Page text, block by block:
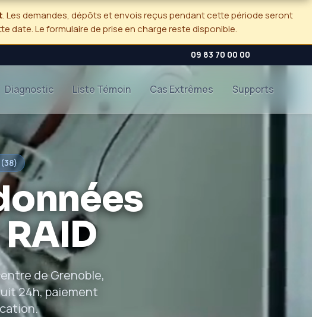
. Les demandes, dépôts et envois reçus pendant cette période seront
date. Le formulaire de prise en charge reste disponible.
09 83 70 00 00
Diagnostic Liste Témoin Cas Extrêmes Supports
de Grenoble,
24h, paiement